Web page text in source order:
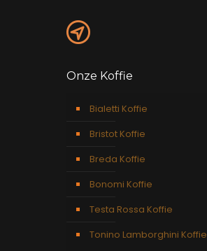
Onze Koffie
Bialetti Koffie
Bristot Koffie
Breda Koffie
Bonomi Koffie
Testa Rossa Koffie
Tonino Lamborghini Koffie